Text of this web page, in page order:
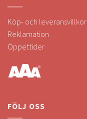
Köp- och leveransvillkor
Reklamation
Öppettider
FÖLJ OSS